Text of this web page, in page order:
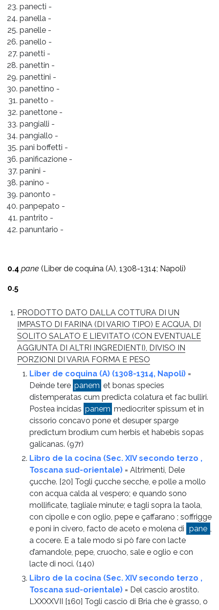
panecti -
panella -
panelle -
panello -
panetti -
panettin -
panettini -
panettino -
panetto -
panettone -
pangialli -
pangiallo -
pani boffetti -
panificazione -
panini -
panino -
panonto -
panpepato -
pantrito -
panuntario -
0.4 pane (Liber de coquina (A), 1308-1314; Napoli)
0.5
PRODOTTO DATO DALLA COTTURA DI UN
IMPASTO DI FARINA (DI VARIO TIPO) E ACQUA, DI
SOLITO SALATO E LIEVITATO (CON EVENTUALE
AGGIUNTA DI ALTRI INGREDIENTI), DIVISO IN
PORZIONI DI VARIA FORMA E PESO
Liber de coquina (A) (1308-1314, Napoli) =
Deinde tere panem et bonas species
distemperatas cum predicta colatura et fac bulliri.
Postea incidas panem mediocriter spissum et in
cissorio concavo pone et desuper sparge
predictum brodium cum herbis et habebis sopas
galicanas. (97r)
Libro de la cocina (Sec. XIV secondo terzo ,
Toscana sud-orientale) = Altrimenti, Dele
çucche. [20] Togli çucche secche, e polle a mollo
con acqua calda al vespero; e quando sono
mollificate, tagliale minute; e tagli sopra la taola,
con cipolle e con oglio, pepe e çaffarano ; soffrigge
e poni in civero, facto de aceto e molena di pane ,
a cocere. E a tale modo si pò fare con lacte
d’amandole, pepe, cruocho, sale e oglio e con
lacte di noci. (140)
Libro de la cocina (Sec. XIV secondo terzo ,
Toscana sud-orientale) = Del cascio arostito.
LXXXXVII [160] Togli cascio di Bria che è grasso, o